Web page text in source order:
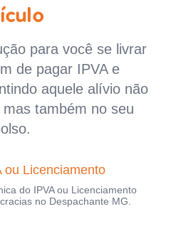
para você se livrar
de pagar IPVA e
aquele alívio não
também no seu
ou Licenciamento
do IPVA ou Licenciamento
no Despachante MG.